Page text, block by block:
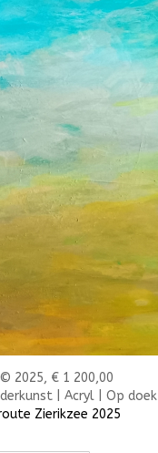
2025, € 1 200,00
| Acryl | Op doek
Zierikzee 2025